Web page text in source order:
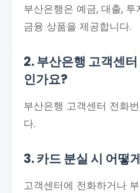
부산은행은 예금, 대출,
금융 상품을 제공합니다.
2. 부산은행 고객센
인가요?
부산은행 고객센터 전화
다.
3. 카드 분실 시 어떻
고객센터에 전화하거나